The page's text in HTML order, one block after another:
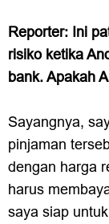
Reporter: Ini
risiko ketika
bank. Apakah
Sayangnya,
pinjaman
dengan harga
harus
saya siap